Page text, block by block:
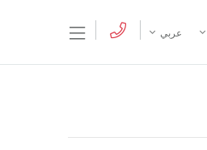
Menu Openعربي